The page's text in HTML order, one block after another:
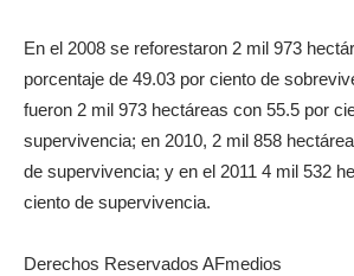
En el 2008 se reforestaron 2 mil 973
porcentaje de 49.03 por ciento de
fueron 2 mil 973 hectáreas con 55.5 por
supervivencia; en 2010, 2 mil 858
de supervivencia; y en el 2011 4 mil 532
ciento de supervivencia.
Derechos Reservados AFmedios